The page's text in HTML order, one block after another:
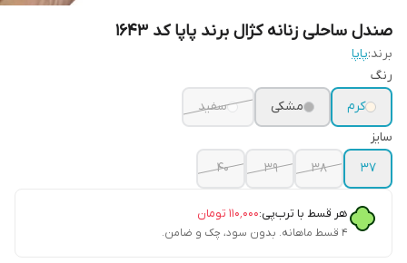
صندل ساحلی زنانه کژال برند پاپا کد 1643
برند:پاپا
رنگ
کرم
مشکی
سفید
سایز
37
38
39
40
هر قسط با ترب‌پی:۱۱۰٬۰۰۰ تومان
۴ قسط ماهانه. بدون سود، چک و ضامن.